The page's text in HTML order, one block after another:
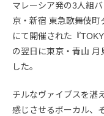
マレーシア発の3人組
京・新宿 東急歌舞伎町
にて開催された『
の翌日に東京・青山
した。
チルなヴァイブスを湛
感じさせるボーカル、